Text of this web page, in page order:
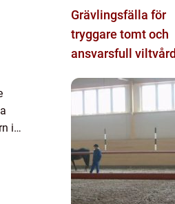
i
Grävlingsfälla för
tryggare tomt och
ansvarsfull viltvård